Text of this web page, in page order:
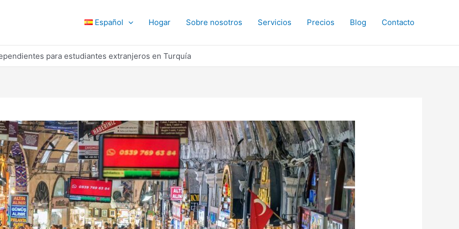
Español Hogar Sobre nosotros Servicios Precios Blog Contacto
para estudiantes extranjeros en Turquía